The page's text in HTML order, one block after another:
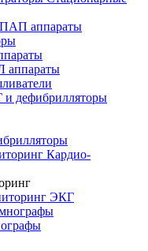
аппараты
дефибрилляторы
Кардио-
ЭКГ